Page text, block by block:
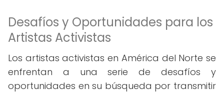
Desafíos y Oportunidades para los
Artistas Activistas
Los artistas activistas en América del Norte se
enfrentan a una serie de desafíos y
oportunidades en su búsqueda por transmitir